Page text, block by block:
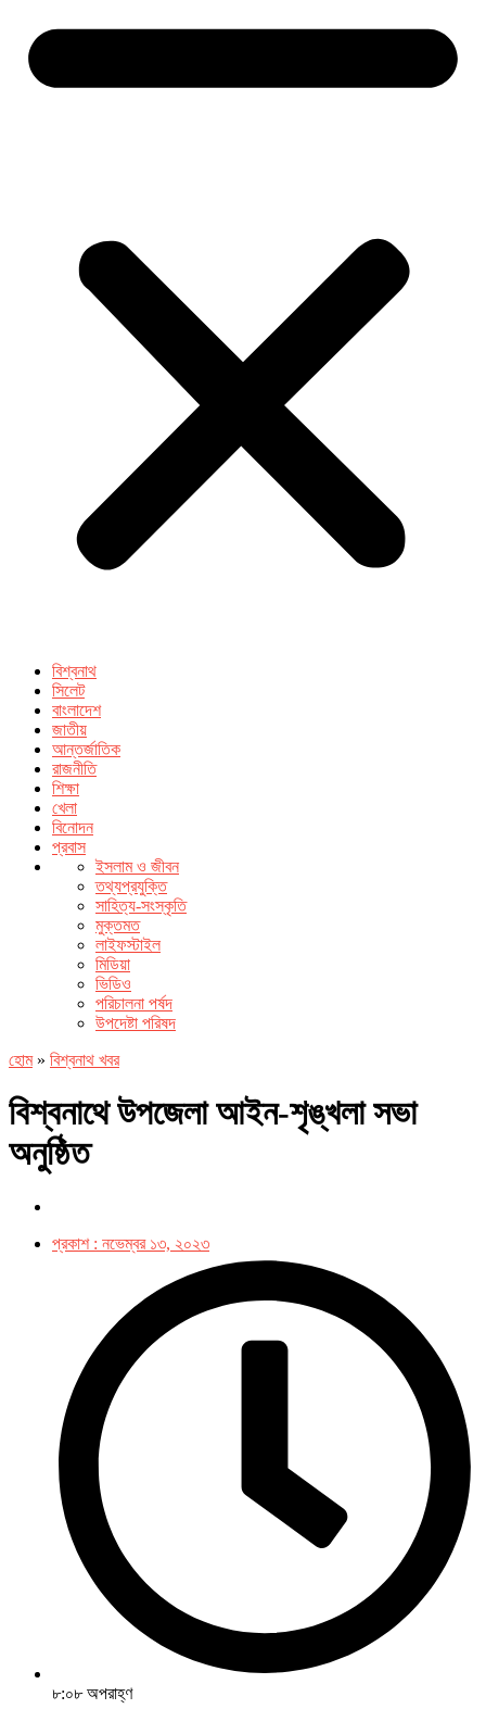
বিশ্বনাথ
সিলেট
বাংলাদেশ
জাতীয়
আন্তর্জাতিক
রাজনীতি
শিক্ষা
খেলা
বিনোদন
প্রবাস
ইসলাম ও জীবন
তথ্যপ্রযুক্তি
সাহিত্য-সংস্কৃতি
মুক্তমত
লাইফস্টাইল
মিডিয়া
ভিডিও
পরিচালনা পর্ষদ
উপদেষ্টা পরিষদ
হোম» বিশ্বনাথ খবর
বিশ্বনাথে উপজেলা আইন-শৃঙ্খলা সভা
অনুষ্ঠিত
প্রকাশ : নভেম্বর ১৩, ২০২৩
৮:০৮ অপরাহ্ণ